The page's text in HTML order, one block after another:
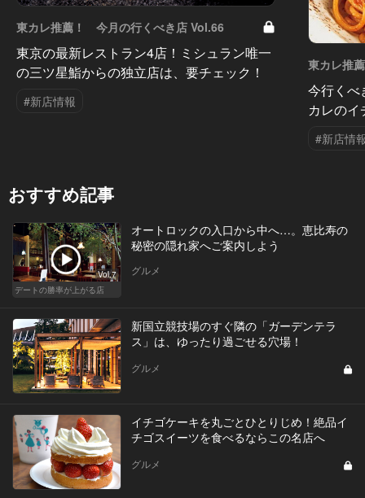
東カレ推薦！ 今月の行くべき店 Vol.66
東京の最新レストラン4店！ミシュラン唯一
の三ツ星鮨からの独立店は、要チェック！
#新店情報
東カレ推
今行くべ
カレの
#新店情
おすすめ記事
Vol.7
デートの勝率が上がる店
オートロックの入口から中へ…。恵比寿の
秘密の隠れ家へご案内しよう
グルメ
新国立競技場のすぐ隣の「ガーデンテラ
ス」は、ゆったり過ごせる穴場！
グルメ
イチゴケーキを丸ごとひとりじめ！絶品イ
チゴスイーツを食べるならこの名店へ
グルメ